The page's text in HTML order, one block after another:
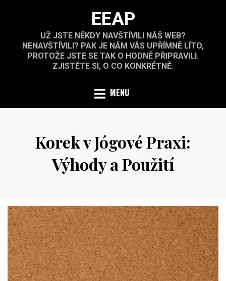
EEAP
UŽ JSTE NĚKDY NAVŠTÍVILI NÁŠ WEB?
NENAVŠTÍVILI? PAK JE NÁM VÁS UPŘÍMNĚ LÍTO,
PROTOŽE JSTE SE TAK O HODNĚ PŘIPRAVILI.
ZJISTĚTE SI, O CO KONKRÉTNĚ.
MENU
Korek v Jógové Praxi:
Výhody a Použití